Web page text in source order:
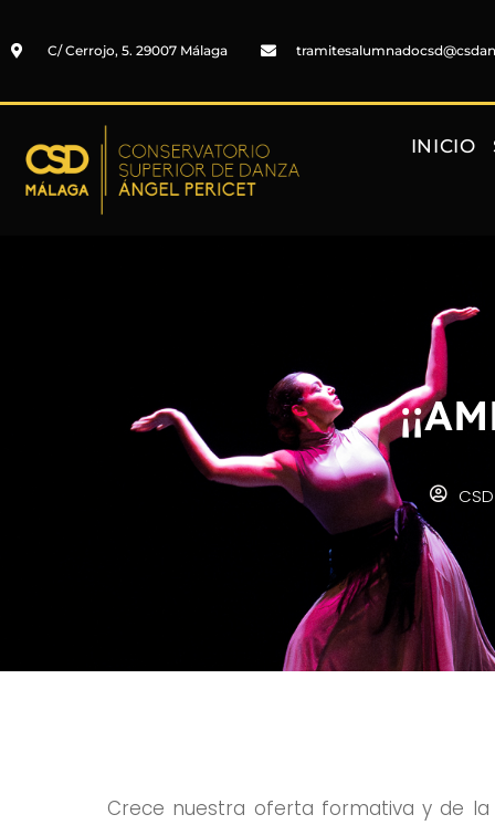
C/ Cerrojo, 5. 29007 Málaga
INICIO
Crece nuestra oferta formativa y de la